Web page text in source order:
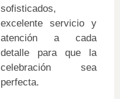
sofisticados,
excelente servicio y
atención a cada
detalle para que la
celebración sea
perfecta.